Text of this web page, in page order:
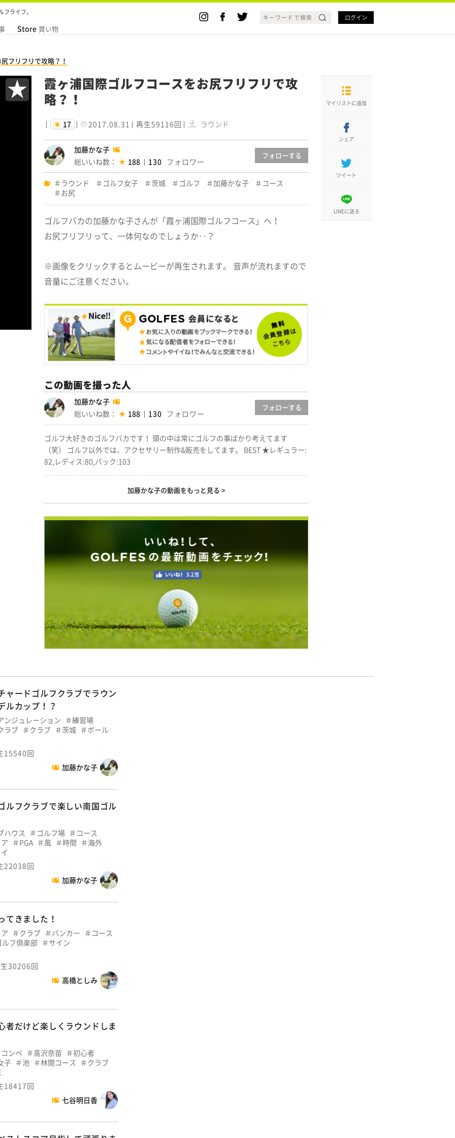
ライフ。
Store 買い物
ログイン
フリフリで攻略？！
★
霞ヶ浦国際ゴルフコースをお尻フリフリで攻
略？！
17 2017.08.31 再生59116回 ラウンド
加藤かな子
総いいね数：
188 130
フォローする
ラウンド ゴルフ女子 茨城 ゴルフ 加藤かな子
コース
お尻
ゴルフバカの加藤かな子さんが「霞ヶ浦国際ゴルフコース」へ！
お尻フリフリって、一体何なのでしょうか‥？
※画像をクリックするとムービーが再生されます。 音声が流れますので
音量にご注意ください。
この動画を撮った人
加藤かな子
総いいね数：
188 130
フォローする
ゴルフ大好きのゴルフバカです！ 頭の中は常にゴルフの事ばかり考えてます
（笑） ゴルフ以外では、アクセサリー制作&販売をしてます。 BEST ★レギュラー:
82,レディス:80,バック:103
加藤かな子の動画をもっと見る
マイリストに追加
シェア
ツイート
LINEに送る
ャードゴルフクラブでラウン
ルカップ！？
ンジュレーション
練習場
ラブ
クラブ 茨城 ボール
15540回
加藤かな子
ルフクラブで楽しい南国ゴル
ハウス ゴルフ場
コース
PGA 風 時間
海外
22038回
加藤かな子
てきました！
クラブ バンカー
コース
フ倶楽部
サイン
30206回
高橋としみ
者だけど楽しくラウンドしま
コンペ 高沢奈苗
初心者
子
池 林間コース
クラブ
18417回
七谷明日香